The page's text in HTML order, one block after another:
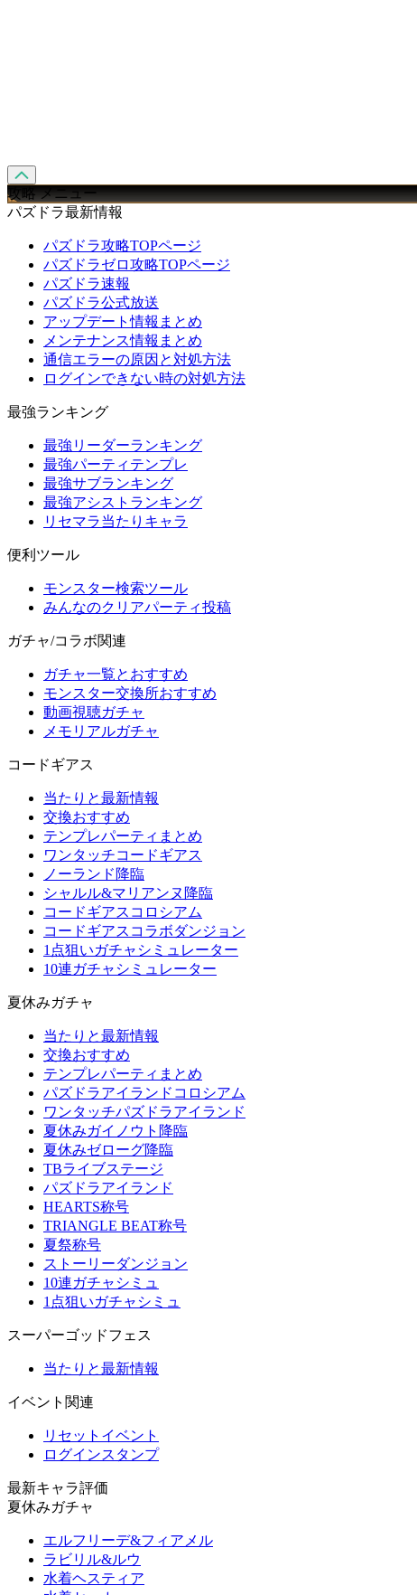
攻略 メニュー
パズドラ最新情報
パズドラ攻略TOPページ
パズドラゼロ攻略TOPページ
パズドラ速報
パズドラ公式放送
アップデート情報まとめ
メンテナンス情報まとめ
通信エラーの原因と対処方法
ログインできない時の対処方法
最強ランキング
最強リーダーランキング
最強パーティテンプレ
最強サブランキング
最強アシストランキング
リセマラ当たりキャラ
便利ツール
モンスター検索ツール
みんなのクリアパーティ投稿
ガチャ/コラボ関連
ガチャ一覧とおすすめ
モンスター交換所おすすめ
動画視聴ガチャ
メモリアルガチャ
コードギアス
当たりと最新情報
交換おすすめ
テンプレパーティまとめ
ワンタッチコードギアス
ノーランド降臨
シャルル&マリアンヌ降臨
コードギアスコロシアム
コードギアスコラボダンジョン
1点狙いガチャシミュレーター
10連ガチャシミュレーター
夏休みガチャ
当たりと最新情報
交換おすすめ
テンプレパーティまとめ
パズドラアイランドコロシアム
ワンタッチパズドラアイランド
夏休みガイノウト降臨
夏休みゼローグ降臨
TBライブステージ
パズドラアイランド
HEARTS称号
TRIANGLE BEAT称号
夏祭称号
ストーリーダンジョン
10連ガチャシミュ
1点狙いガチャシミュ
スーパーゴッドフェス
当たりと最新情報
イベント関連
リセットイベント
ログインスタンプ
最新キャラ評価
夏休みガチャ
エルフリーデ&フィアメル
ラビリル&ルウ
水着ヘスティア